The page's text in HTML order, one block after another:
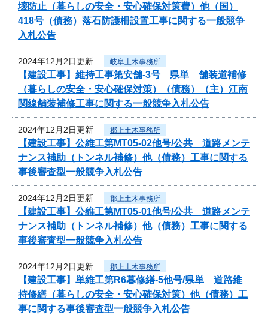
壊防止（暮らしの安全・安心確保対策費）他（国）
418号（債務）落石防護柵設置工事に関する一般競争
入札公告
2024年12月2日更新 岐阜土木事務所
【建設工事】維持工事第安舗-3号 県単 舗装道補修
（暮らしの安全・安心確保対策）（債務）（主）江南
関線舗装補修工事に関する一般競争入札公告
2024年12月2日更新 郡上土木事務所
【建設工事】公維工第MT05-02他号/公共 道路メンテ
ナンス補助（トンネル補修）他（債務）工事に関する
事後審査型一般競争入札公告
2024年12月2日更新 郡上土木事務所
【建設工事】公維工第MT05-01他号/公共 道路メンテ
ナンス補助（トンネル補修）他（債務）工事に関する
事後審査型一般競争入札公告
2024年12月2日更新 郡上土木事務所
【建設工事】単維工第R6暮修繕-5他号/県単 道路維
持修繕（暮らしの安全・安心確保対策）他（債務）工
事に関する事後審査型一般競争入札公告